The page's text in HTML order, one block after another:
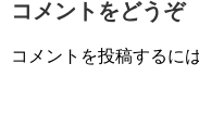
コメントをどうぞ
コメントを投稿するに